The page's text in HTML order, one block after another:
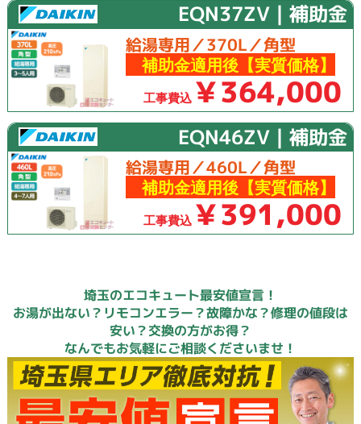
EQN37ZV｜補助金
給湯専用／370L／角型
補助金適用後【実質価格】
工事費込 ￥364,000
EQN46ZV｜補助金
給湯専用／460L／角型
補助金適用後【実質価格】
工事費込 ￥391,000
埼玉のエコキュート最安値宣言！
お湯が出ない？リモコンエラー？故障かな？修理の値段は
安い？交換の方がお得？
なんでもお気軽にご相談くださいませ！